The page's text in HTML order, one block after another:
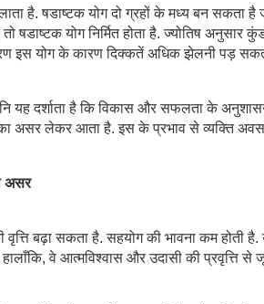
है. षडाष्टक योग दो ग्रहों के मध्य बन सकता है
योग निर्मित होता है. ज्योतिष अनुसार
इस योग के कारण दिक्कतें अधिक झेलनी पड़
यह दर्शाता है कि विकास और सफलता के
असर लेकर आता है. इस के प्रभाव से व्यक्ति
असर
बढ़ा सकता है. सहयोग की भावना कम होती है.
वे आत्मविश्वास और उदासी की प्रवृत्ति